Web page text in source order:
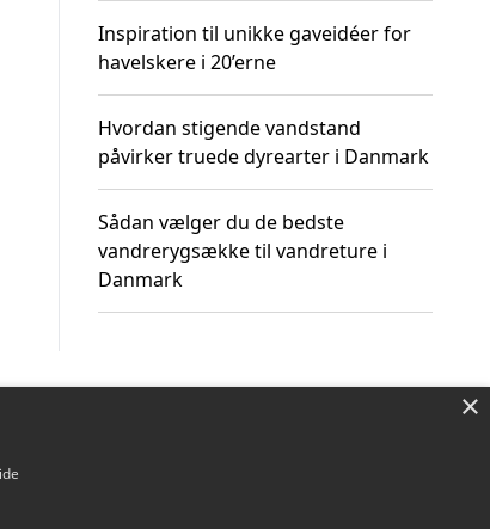
Inspiration til unikke gaveidéer for
havelskere i 20’erne
Hvordan stigende vandstand
påvirker truede dyrearter i Danmark
Sådan vælger du de bedste
vandrerygsække til vandreture i
Danmark
×